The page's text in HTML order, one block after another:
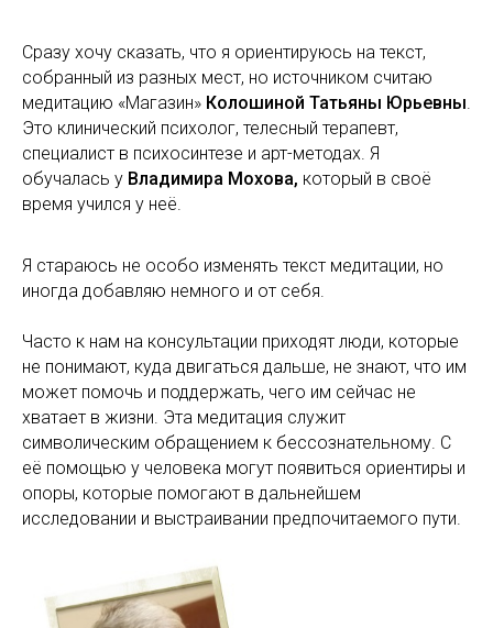
Сразу хочу сказать, что я ориентируюсь на текст,
собранный из разных мест, но источником считаю
медитацию «Магазин» Колошиной Татьяны Юрьевны
Это клинический психолог, телесный терапевт,
специалист в психосинтезе и арт-методах. Я
обучалась у Владимира Мохова, который в своё
время учился у неё.
Я стараюсь не особо изменять текст медитации, но
иногда добавляю немного и от себя.
Часто к нам на консультации приходят люди, которые
не понимают, куда двигаться дальше, не знают, что им
может помочь и поддержать, чего им сейчас не
хватает в жизни. Эта медитация служит
символическим обращением к бессознательному. С
её помощью у человека могут появиться ориентиры и
опоры, которые помогают в дальнейшем
исследовании и выстраивании предпочитаемого пути.